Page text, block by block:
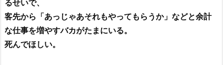
るせいで、
客先から「あっじゃあそれもやってもらうか」などと余計
な仕事を増やすバカがたまにいる。
死んでほしい。